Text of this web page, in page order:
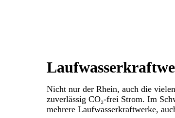
Nicht nur der Rhein, auch die
zuverlässig CO₂-frei Strom. Im
mehrere Laufwasserkraftwerke,